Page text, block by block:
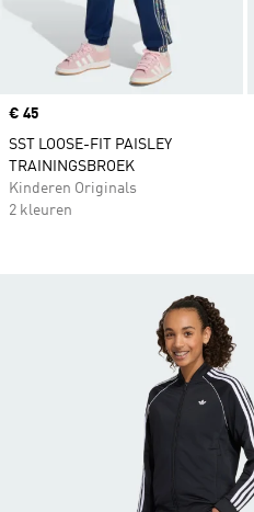
Price
€ 45
SST LOOSE-FIT PAISLEY
TRAININGSBROEK
Kinderen Originals
2 kleuren